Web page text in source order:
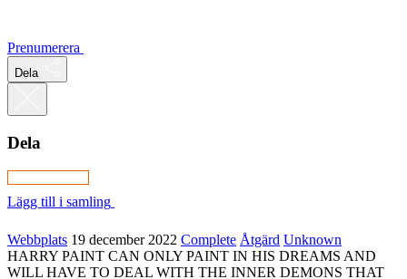
Prenumerera
Dela
Dela
Lägg till i samling
Webbplats 19 december 2022 Complete Åtgärd Unknown
HARRY PAINT CAN ONLY PAINT IN HIS DREAMS AND
WILL HAVE TO DEAL WITH THE INNER DEMONS THAT